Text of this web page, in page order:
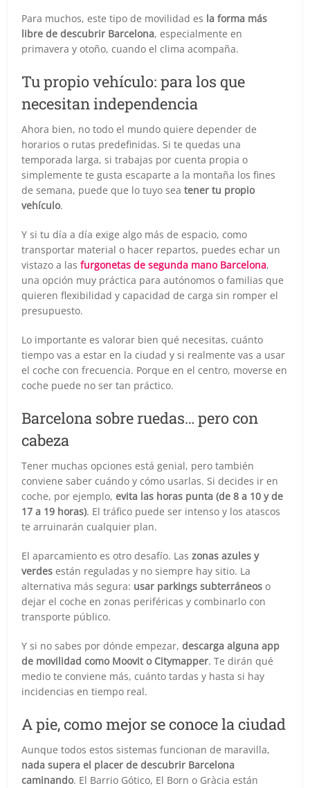
Para muchos, este tipo de movilidad es la forma más
libre de descubrir Barcelona, especialmente en
primavera y otoño, cuando el clima acompaña.
Tu propio vehículo: para los que
necesitan independencia
Ahora bien, no todo el mundo quiere depender de
horarios o rutas predefinidas. Si te quedas una
temporada larga, si trabajas por cuenta propia o
simplemente te gusta escaparte a la montaña los fines
de semana, puede que lo tuyo seatener tu propio
vehículo.
Y si tu día a día exige algo más de espacio, como
transportar material o hacer repartos, puedes echar un
vistazo a lasfurgonetas de segunda mano Barcelona,
una opción muy práctica para autónomos o familias que
quieren flexibilidad y capacidad de carga sin romper el
presupuesto.
Lo importante es valorar bien qué necesitas, cuánto
tiempo vas a estar en la ciudad y si realmente vas a usar
el coche con frecuencia. Porque en el centro, moverse en
coche puede no ser tan práctico.
Barcelona sobre ruedas… pero con
cabeza
Tener muchas opciones está genial, pero también
conviene saber cuándo y cómo usarlas. Si decides ir en
coche, por ejemplo,evita las horas punta (de 8 a 10 y de
17 a 19 horas). El tráfico puede ser intenso y los atascos
te arruinarán cualquier plan.
El aparcamiento es otro desafío. Laszonas azules y
verdes están reguladas y no siempre hay sitio. La
alternativa más segura: usar parkings subterráneos o
dejar el coche en zonas periféricas y combinarlo con
transporte público.
Y si no sabes por dónde empezar,descarga alguna app
de movilidad como Moovit o Citymapper. Te dirán qué
medio te conviene más, cuánto tardas y hasta si hay
incidencias en tiempo real.
A pie, como mejor se conoce la ciudad
Aunque todos estos sistemas funcionan de maravilla,
nada supera el placer de descubrir Barcelona
caminando. El Barrio Gótico, El Born o Gràcia están